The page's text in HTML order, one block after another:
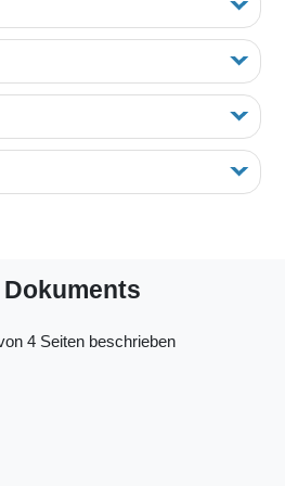
4 Seiten beschrieben